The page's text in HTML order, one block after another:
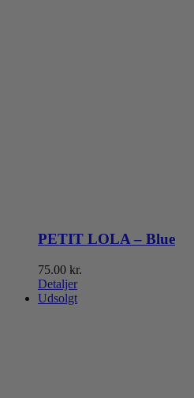
PETIT LOLA – Blue
75.00 kr.
Detaljer
Udsolgt